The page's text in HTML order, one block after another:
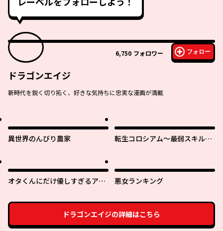
6,750 フォロワー フォロー
ドラゴンエイジ
新時代を鋭く切り拓く、好きな気持ちに忠実な漫画が満載
異世界のんびり農家
転生コロシアム～最弱スキルで
オタくんにだけ優しすぎるアヤ
悪女ランキング
ドラゴンエイジの詳細はこちら